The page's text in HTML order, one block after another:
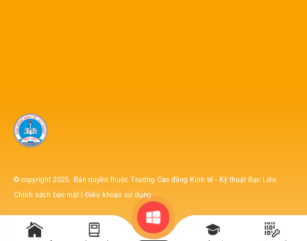
© copyright 2025. Bản quyền thuộc Trường Cao đẳng Kinh tế - Kỹ thuật Bạc Liêu
Chính sách bảo mật | Điều khoản sử dụng
FAQ’s Sitemap Liên hệ